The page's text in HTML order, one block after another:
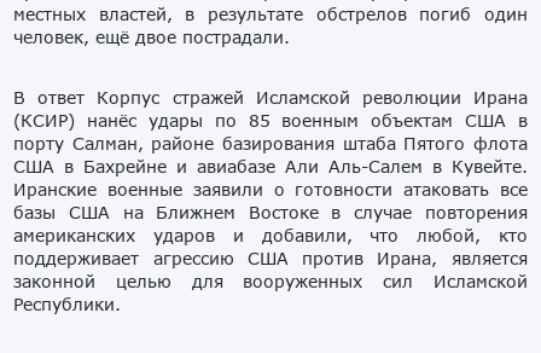
местных властей, в результате обстрелов погиб один
человек, ещё двое пострадали.
В ответ Корпус стражей Исламской революции Ирана
(КСИР) нанёс удары по 85 военным объектам США в
порту Салман, районе базирования штаба Пятого флота
США в Бахрейне и авиабазе Али Аль-Салем в Кувейте.
Иранские военные заявили о готовности атаковать все
базы США на Ближнем Востоке в случае повторения
американских ударов и добавили, что любой, кто
поддерживает агрессию США против Ирана, является
законной целью для вооруженных сил Исламской
Республики.